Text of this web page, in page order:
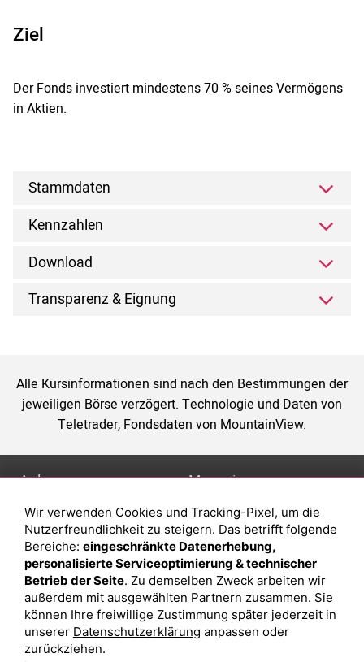
Ziel
Der Fonds investiert mindestens 70 % seines Vermögens
in Aktien.
Stammdaten
Kennzahlen
Download
Transparenz & Eignung
Alle Kursinformationen sind nach den Bestimmungen der
jeweiligen Börse verzögert. Technologie und Daten von
Teletrader, Fondsdaten von MountainView.
Anlage
Depot eröffnen
Depot vergleichen
Junior Depot
Top-Seller-Fonds
Top-Fonds
Fonds-Suche
Magazin
Was sind sind ETFs?
Sparplan Vorteile
Was ist ein Fonds?
Wir verwenden Cookies und Tracking-Pixel, um die
Nutzerfreundlichkeit zu steigern. Das betrifft folgende
Bereiche: eingeschränkte Datenerhebung,
personalisierte Serviceoptimierung & technischer
Betrieb der Seite. Zu demselben Zweck arbeiten wir
außerdem mit ausgewählten Partnern zusammen. Sie
können Ihre freiwillige Zustimmung später jederzeit in
unserer Datenschutzerklärung anpassen oder
zurückziehen.